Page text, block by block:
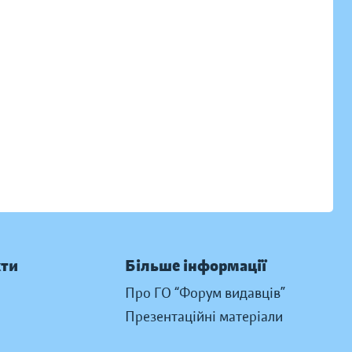
Більше інформації
Про ГО “Форум видавців”
Презентаційні матеріали